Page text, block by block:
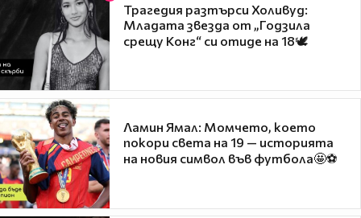
Трагедия разтърси Холивуд:
Младата звезда от „Годзила
срещу Конг“ си отиде на 18🕊️
Ламин Ямал: Момчето, което
покори света на 19 — историята
на новия символ във футбола🤩⚽